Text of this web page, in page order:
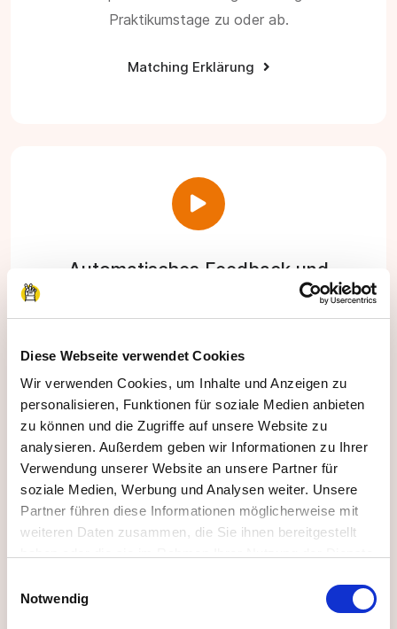
Diese Webseite verwendet Cookies
Wir verwenden Cookies, um Inhalte und Anzeigen zu
personalisieren, Funktionen für soziale Medien anbieten
zu können und die Zugriffe auf unsere Website zu
analysieren. Außerdem geben wir Informationen zu Ihrer
Verwendung unserer Website an unsere Partner für
soziale Medien, Werbung und Analysen weiter. Unsere
Partner führen diese Informationen möglicherweise mit
weiteren Daten zusammen, die Sie ihnen bereitgestellt
Impressum
Notwendig
Praktikumstage zu oder ab.
Matching Erklärung
Automatisches Feedback und
direkt online in unter 1 Minute ab.